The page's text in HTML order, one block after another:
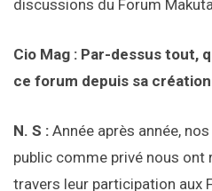
discussions du Forum
Cio Mag : Par-dessus tout,
ce forum depuis sa
N. S : Année après année,
public comme privé nous ont
travers leur participation aux